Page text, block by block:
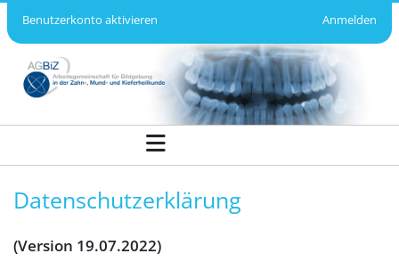
Benutzerkonto aktivieren Anmelden
Datenschutzerklärung - AGBiZ
Datenschutzerklärung
(Version 19.07.2022)